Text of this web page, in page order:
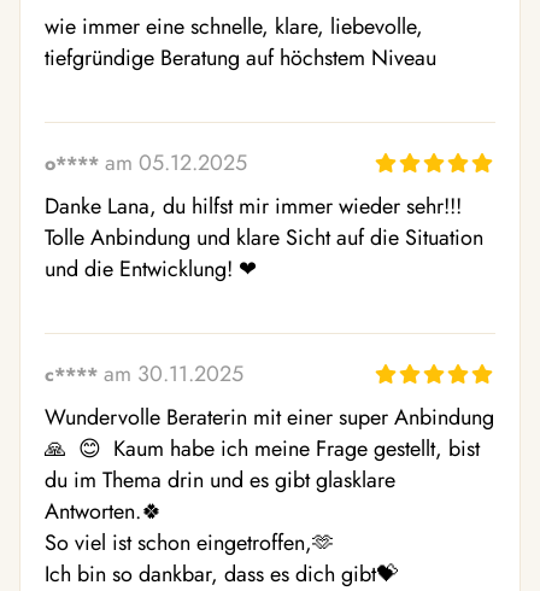
wie immer eine schnelle, klare, liebevolle,
tiefgründige Beratung auf höchstem Niveau
o**** am 05.12.2025
Danke Lana, du hilfst mir immer wieder sehr!!!
Tolle Anbindung und klare Sicht auf die Situation
und die Entwicklung! ❤ ️
c**** am 30.11.2025
Wundervolle Beraterin mit einer super Anbindung
🙏  😊  Kaum habe ich meine Frage gestellt, bist
du im Thema drin und es gibt glasklare
Antworten.🍀
So viel ist schon eingetroffen,🫶
Ich bin so dankbar, dass es dich gibt💝